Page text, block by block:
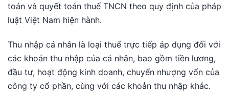
toán và quyết toán thuế TNCN theo quy định của pháp
luật Việt Nam hiện hành.
Thu nhập cá nhân là loại thuế trực tiếp áp dụng đối với
các khoản thu nhập của cá nhân, bao gồm tiền lương,
đầu tư, hoạt động kinh doanh, chuyển nhượng vốn của
công ty cổ phần, cùng với các khoản thu nhập khác.